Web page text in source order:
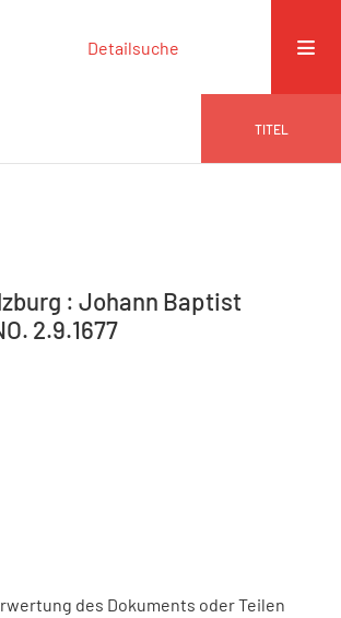
Detailsuche
TITEL
: Johann Baptist
2.9.1677
des Dokuments oder Teilen